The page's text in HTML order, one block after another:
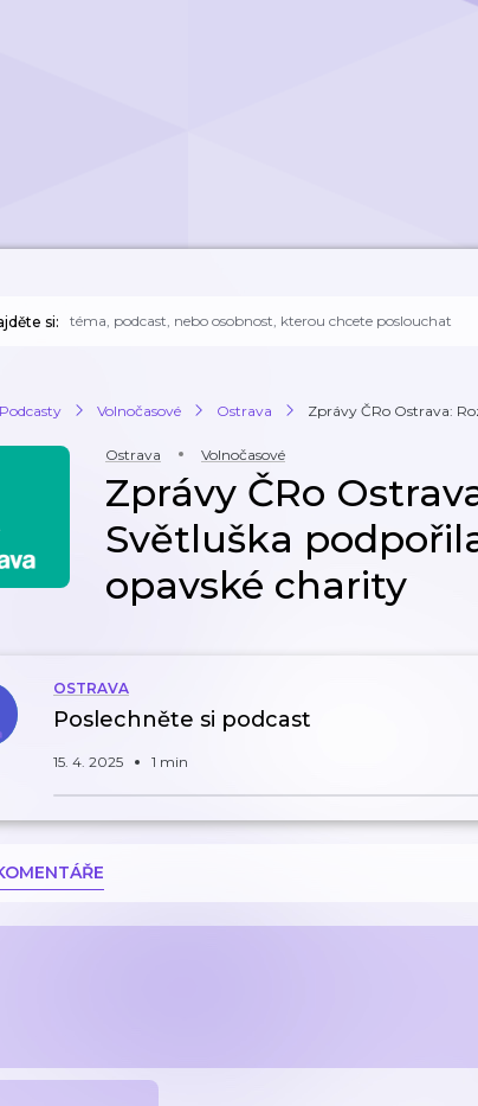
si:
Podcasty Volnočasové Ostrava Zprávy ČRo Ostrava:
Ostrava Volnočasové
Zprávy ČRo
Světluška
opavské charity
OSTRAVA
Poslechněte si podcast
15. 4. 2025 1 min